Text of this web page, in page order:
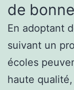
de
En adoptant
suivant un
écoles
haute